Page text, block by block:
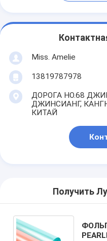
Miss. Amelie
13819787978
ДОРОГА НО.68
ДЖИНСИАНГ,
КИТАЙ
Получить